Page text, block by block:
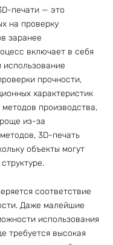
печати — это
на проверку
заранее
включает в себя
использование
прочности,
характеристик
производства,
из-за
3D-печать
объекты могут
соответствие
Даже малейшие
использования
требуется высокая